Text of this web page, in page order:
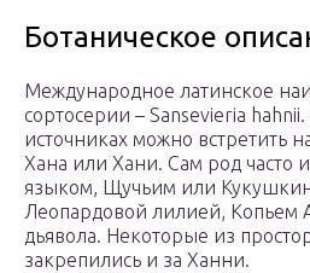
Ботаническое
Международное латинское
сортосерии – Sansevieria
источниках можно встретить
Хана или Хани. Сам род
языком, Щучьим или
Леопардовой лилией, Копьем
дьявола. Некоторые из
закрепились и за Ханни.